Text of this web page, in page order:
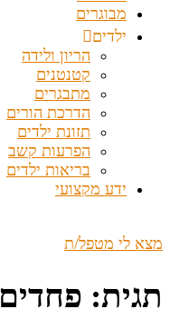
מבוגרים
ילדים
הריון ולידה
קטנטנים
מתבגרים
הדרכת הורים
תזונת ילדים
הפרעות קשב
בריאות ילדים
ידע מקצועי
מצא לי מטפל/ת
תגית: פחדים